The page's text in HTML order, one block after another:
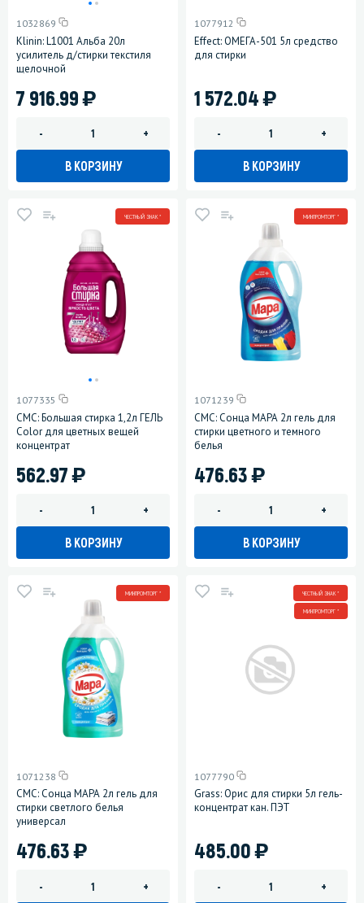
1032869
Klinin: L1001 Альба 20л
усилитель д/стирки текстиля
щелочной
7 916.99)
- +
В КОРЗИНУ
1077912
Effect: ОМЕГА-501 5л средство
для стирки
1 572.04)
- +
В КОРЗИНУ
ЧЕСТНЫЙ ЗНАК *
1077335
СМС: Большая стирка 1,2л ГЕЛЬ
Color для цветных вещей
концентрат
562.97)
- +
В КОРЗИНУ
МИНПРОМТОРГ *
1071239
СМС: Сонца МАРА 2л гель для
стирки цветного и темного
белья
476.63)
- +
В КОРЗИНУ
МИНПРОМТОРГ *
1071238
СМС: Сонца МАРА 2л гель для
стирки светлого белья
универсал
476.63)
- +
ЧЕСТНЫЙ ЗНАК *
МИНПРОМТОРГ *
1077790
Grass: Орис для стирки 5л гель-
концентрат кан. ПЭТ
485.00)
- +